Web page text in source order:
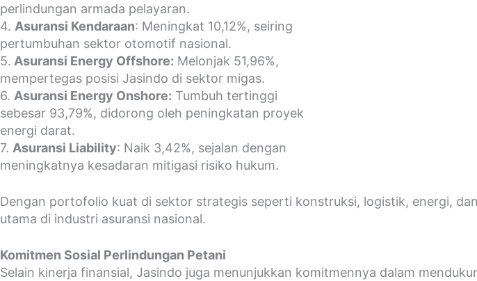
perlindungan armada pelayaran.
4. Asuransi Kendaraan: Meningkat 10,12%, seiring
pertumbuhan sektor otomotif nasional.
5. Asuransi Energy Offshore: Melonjak 51,96%,
mempertegas posisi Jasindo di sektor migas.
6. Asuransi Energy Onshore: Tumbuh tertinggi
sebesar 93,79%, didorong oleh peningkatan proyek
energi darat.
7. Asuransi Liability: Naik 3,42%, sejalan dengan
meningkatnya kesadaran mitigasi risiko hukum.
Dengan portofolio kuat di sektor strategis seperti konstruksi, logistik, energi,
utama di industri asuransi nasional.
Komitmen Sosial Perlindungan Petani
Selain kinerja finansial, Jasindo juga menunjukkan komitmennya dalam